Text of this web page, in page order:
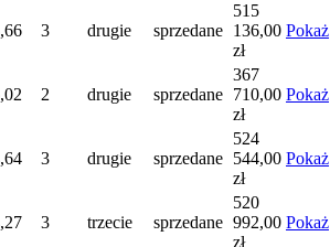
3 drugie sprzedane
515
136,00
zł
Pokaż
2 drugie sprzedane
367
710,00
zł
Pokaż
3 drugie sprzedane
524
544,00
zł
Pokaż
3 trzecie sprzedane
520
992,00
zł
Pokaż